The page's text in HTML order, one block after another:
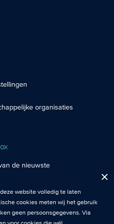
organisaties
de nieuwste
te laten werken.
cookies meten wij het gebruik van
in het functioneren van de
website volledig te laten
cookies meten wij het gebruik
geen persoonsgegevens. Via